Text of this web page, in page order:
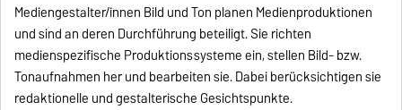
Mediengestalter/innen Bild und Ton planen Medienproduktionen
und sind an deren Durchführung beteiligt. Sie richten
medienspezifische Produktionssysteme ein, stellen Bild- bzw.
Tonaufnahmen her und bearbeiten sie. Dabei berücksichtigen sie
redaktionelle und gestalterische Gesichtspunkte.